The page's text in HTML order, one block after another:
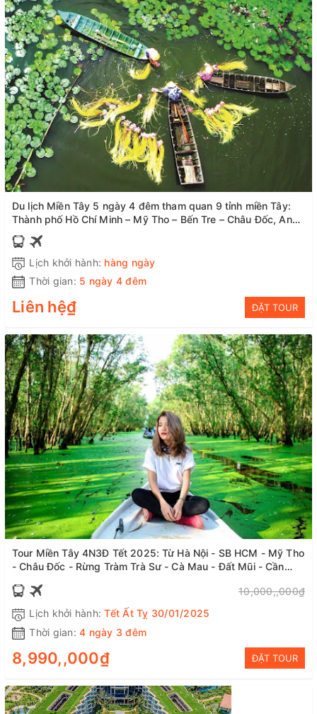
Du lịch Miền Tây 5 ngày 4 đêm tham quan 9 tỉnh miền Tây:
Thành phố Hồ Chí Minh – Mỹ Tho – Bến Tre – Châu Đốc, An
Giang – Hà Tiên, Kiên Giang – Cần Thơ – Sóc Trăng – Bạc Liêu
Lịch khởi hành: hàng ngày
Thời gian: 5 ngày 4 đêm
Liên hệ₫ ĐẶT TOUR
Tour Miền Tây 4N3Đ Tết 2025: Từ Hà Nội - SB HCM - Mỹ Tho
- Châu Đốc - Rừng Tràm Trà Sư - Cà Mau - Đất Mũi - Cần
10,000,,000₫
Lịch khởi hành:Tết Ất Tỵ 30/01/2025
Thời gian: 4 ngày 3 đêm
8,990,,000₫ ĐẶT TOUR